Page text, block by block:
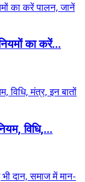
का करें...
विधि,...